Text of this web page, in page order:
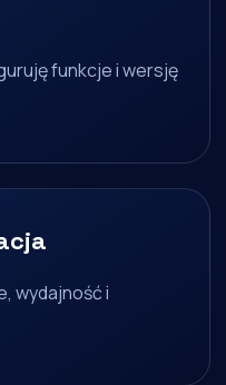
funkcje i wersję
wydajność i